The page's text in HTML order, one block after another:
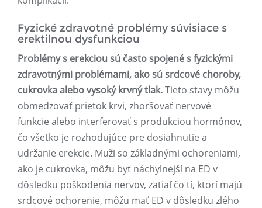
Fyzické zdravotné problémy súvisiace s
erektilnou dysfunkciou
Problémy s erekciou sú často spojené s fyzickými
zdravotnými problémami, ako sú srdcové choroby,
cukrovka alebo vysoký krvný tlak.Tieto stavy môžu
obmedzovať prietok krvi, zhoršovať nervové
funkcie alebo interferovať s produkciou hormónov,
čo všetko je rozhodujúce pre dosiahnutie a
udržanie erekcie. Muži so základnými ochoreniami,
ako je cukrovka, môžu byť náchylnejší na ED v
dôsledku poškodenia nervov, zatiaľ čo tí, ktorí majú
srdcové ochorenie, môžu mať ED v dôsledku zlého